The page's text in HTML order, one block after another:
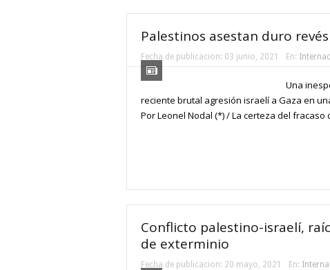
Palestinos asestan duro
Fecha de publicacion: 03 junio, 2021 En:
Una
reciente brutal agresión israelí a Gaza en
Por Leonel Nodal (*) / La certeza del fracaso
Conflicto palestino-israelí,
de exterminio
Fecha de publicacion: 20 mayo, 2021 En: